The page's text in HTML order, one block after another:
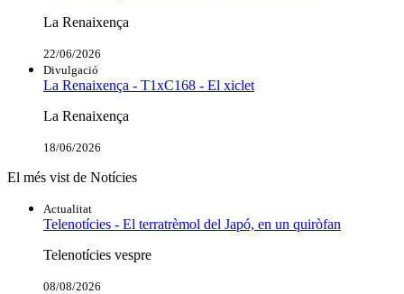
La Renaixença
22/06/2026
Divulgació
La Renaixença - T1xC168 - El xiclet
La Renaixença
18/06/2026
El més vist de Notícies
Actualitat
Telenotícies - El terratrèmol del Japó, en un quiròfan
Telenotícies vespre
08/08/2026